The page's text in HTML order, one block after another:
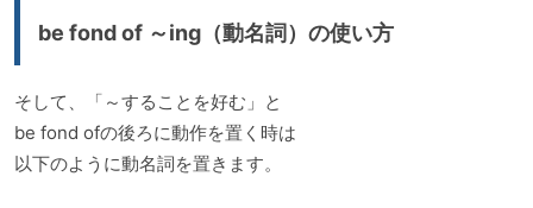
be fond of ～ing（動名詞）の使い方
そして、「～することを好む」と
be fond ofの後ろに動作を置く時は
以下のように動名詞を置きます。